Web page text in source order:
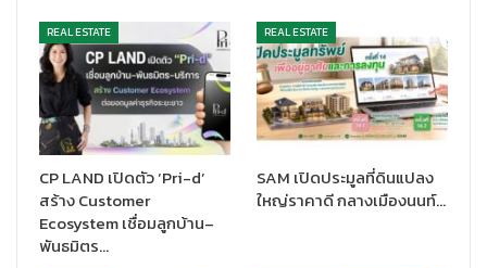
บนถนนบางนา-ตราด กม. 4.5 ซึ่งถือเป็นโครงการอสังหาริมทรัพย์แห่ง
ที่ 3 ของเอไอเอ ประเทศไทย ทั้งนี้ อาคารเอไอเอ อีสต์ เกตเวย์ เป็น
อาคารที่มีความสูงทั้งสิ้น 33 ชั้น เพดานสูง 3 เมตร และมีพื้นที่ใช้สอย
มากถึง 70,000 ตารางเมตร บนเนื้อที่กว่า 10 ไร่ สะดวกด้วยที่จอดรถ
มากกว่า 1,500 คัน พร้อมด้วยการออกแบบที่เป็นมิตรกับสิ่งแวดล้อม
และคำนึงถึงความสะดวกสบายของผู้ใช้สอยอาคาร เน้นความสำคัญ
ในด้านสุขภาพและไลฟ์สไตล์ของผู้เช่าตามเกณฑ์มาตรฐานของ LEED
(Leadership in Energy and Environmental Design) และ WELL
Building Standard ระดับโกลด์ สอดคล้องตามคำมั่นสัญญาของเอ
ไอเอ “Healthier, Longer, Better Lives – เพื่อสุขภาพและชีวิตที่ดี
REAL ESTATE
CP LAND เปิดตัว ‘Pri-d’
สร้าง Customer
Ecosystem เชื่อมลูกบ้าน–
พันธมิตร…
REAL ESTATE
SAM เปิดประมูลที่ดินแปลง
ใหญ่ราคาดี กลางเมืองนนท์…